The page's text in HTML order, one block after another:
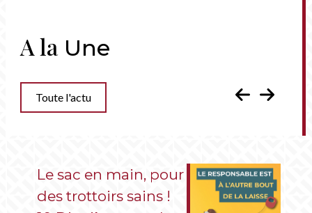
A laUne
Toute l'actu
Le sac en main, pour
des trottoirs sains !